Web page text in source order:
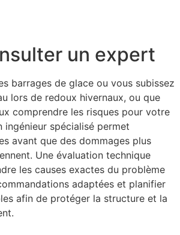
un expert
barrages de glace ou vous subissez
lors de redoux hivernaux, ou que
comprendre les risques pour votre
ingénieur spécialisé permet
avant que des dommages plus
Une évaluation technique
les causes exactes du problème
adaptées et planifier
afin de protéger la structure et la